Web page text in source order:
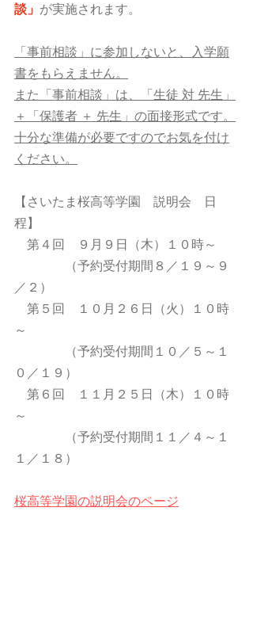
談」 が実施されます。
「事前相談」に参加しないと、入学願
書をもらえません。
また「事前相談」は、「生徒 対 先生」
＋「保護者 ＋ 先生」の面接形式です。
十分な準備が必要ですのでお気を付け
ください。
【さいたま桜高等学園　説明会　日
程】
第４回　９月９日（木）１０時～
（予約受付期間８／１９～９
／２）
第５回　１０月２６日（火）１０時
～
（予約受付期間１０／５～１
０／１９）
第６回　１１月２５日（木）１０時
～
（予約受付期間１１／４～１
１／１８）
桜高等学園の説明会のページ